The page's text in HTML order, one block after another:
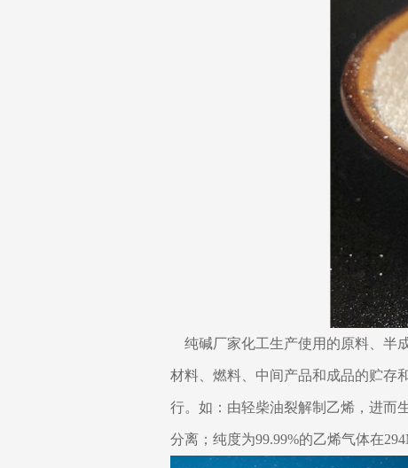
纯碱厂家化工生产使用的原料、半
材料、燃料、中间产品和成品的贮存
行。如：由轻柴油裂解制乙烯，进而
分离；纯度为99.99%的乙烯气体在